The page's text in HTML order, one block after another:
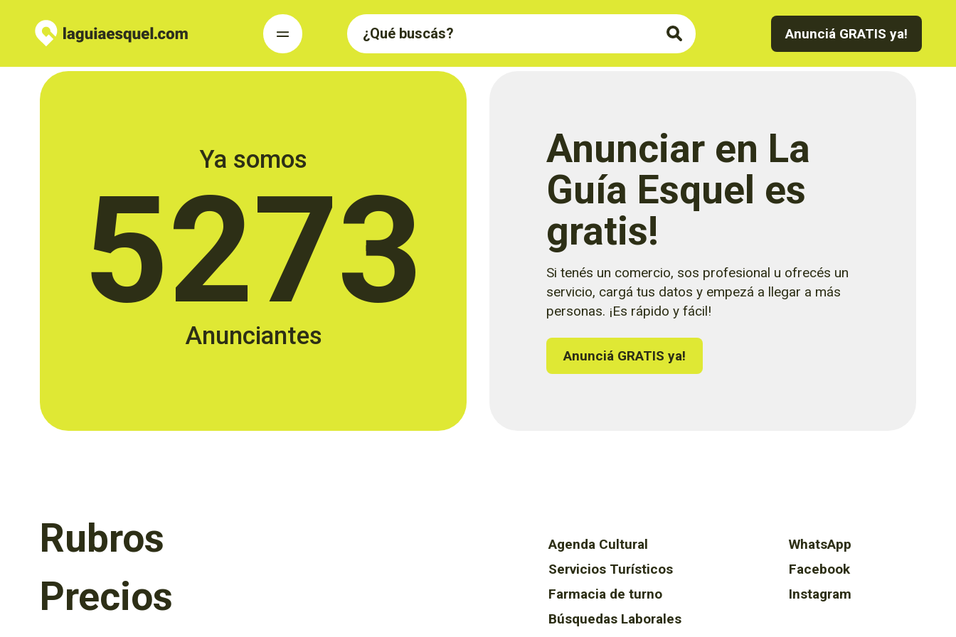
Anunciá GRATIS ya!
Ya somos
5273
Anunciantes
Anunciar en La
Guía Esquel es
gratis!
Si tenés un comercio, sos profesional u ofrecés un
servicio, cargá tus datos y empezá a llegar a más
personas. ¡Es rápido y fácil!
Anunciá GRATIS ya!
Rubros
Precios
Agenda Cultural
Servicios Turísticos
Farmacia de turno
Búsquedas Laborales
WhatsApp
Facebook
Instagram